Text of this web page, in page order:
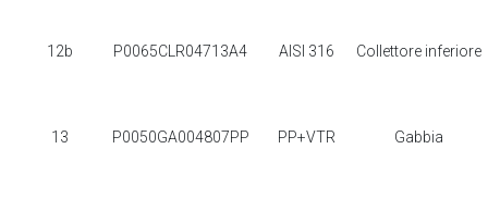
12b P0065CLR04713A4 AISI 316 Collettore inferiore
13 P0050GA004807PP PP+VTR Gabbia